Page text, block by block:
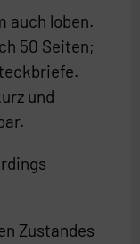
auch loben.
50 Seiten;
und
Zustandes